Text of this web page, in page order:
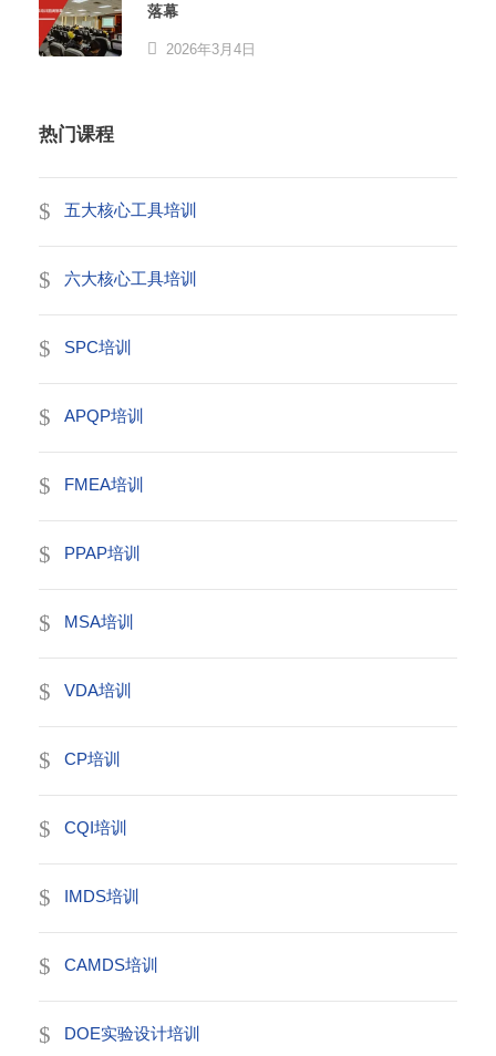
落幕
2026年3月4日
热门课程
五大核心工具培训
六大核心工具培训
SPC培训
APQP培训
FMEA培训
PPAP培训
MSA培训
VDA培训
CP培训
CQI培训
IMDS培训
CAMDS培训
DOE实验设计培训